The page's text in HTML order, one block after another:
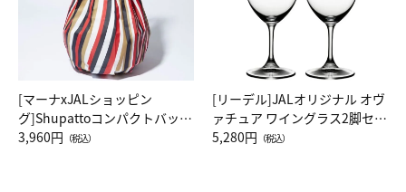
[マーナxJALショッピン
グ]Shupattoコンパクトバッグ
Drop JAL客室乗務員（LC）ス
3,960円 （税込）
[リーデル]JALオリジナル オヴ
ァチュア ワイングラス2脚セッ
ト（レッドワイン）
5,280円 （税込）